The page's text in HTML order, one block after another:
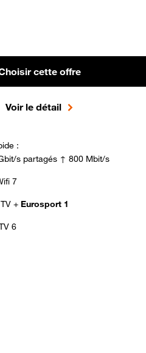
cette offre
Voir le détail
:
s partagés ↑ 800 Mbit/s
7
+ Eurosport 1
6